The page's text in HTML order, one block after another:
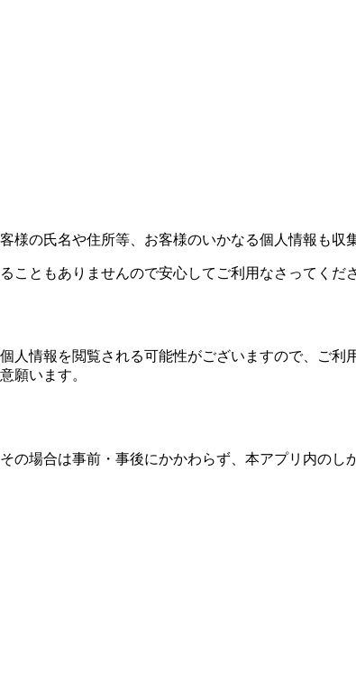
の氏名や住所等、お客様のいかなる個人情報も収
ともありませんので安心してご利用なさってくだ
人情報を閲覧される可能性がございますので、ご
願います。
場合は事前・事後にかかわらず、本アプリ内のし